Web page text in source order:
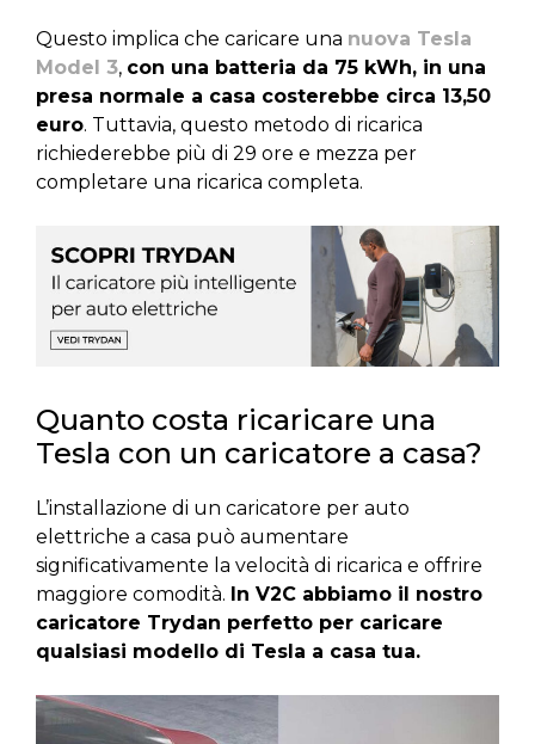
Questo implica che caricare una nuova Tesla
Model 3, con una batteria da 75 kWh, in una
presa normale a casa costerebbe circa 13,50
euro. Tuttavia, questo metodo di ricarica
richiederebbe più di 29 ore e mezza per
completare una ricarica completa.
Quanto costa ricaricare una
Tesla con un caricatore a casa?
L’installazione di un caricatore per auto
elettriche a casa può aumentare
significativamente la velocità di ricarica e offrire
maggiore comodità. In V2C abbiamo il nostro
caricatore Trydan perfetto per caricare
qualsiasi modello di Tesla a casa tua.